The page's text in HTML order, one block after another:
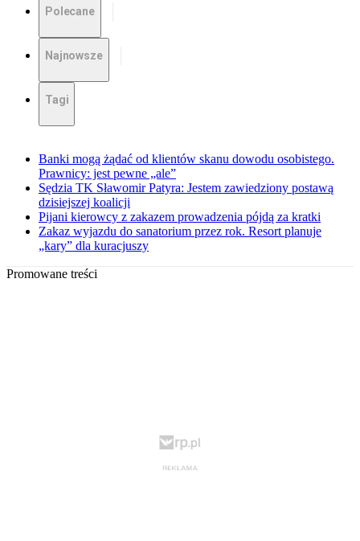
Polecane
Najnowsze
Tagi
Banki mogą żądać od klientów skanu dowodu osobistego.
Prawnicy: jest pewne „ale”
Sędzia TK Sławomir Patyra: Jestem zawiedziony postawą
dzisiejszej koalicji
Pijani kierowcy z zakazem prowadzenia pójdą za kratki
Zakaz wyjazdu do sanatorium przez rok. Resort planuje
„kary” dla kuracjuszy
Promowane treści